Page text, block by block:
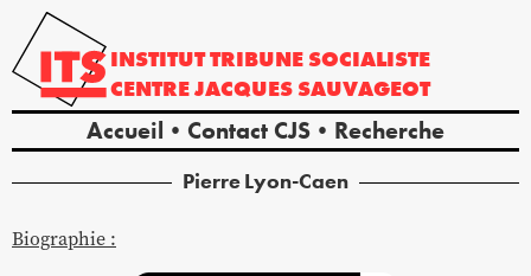
INSTITUTTRIBUNE SOCIALISTE
CENTREJACQUES SAUVAGEOT
Accueil Contact CJS Recherche
PierreLyon-Caen
Biographie :